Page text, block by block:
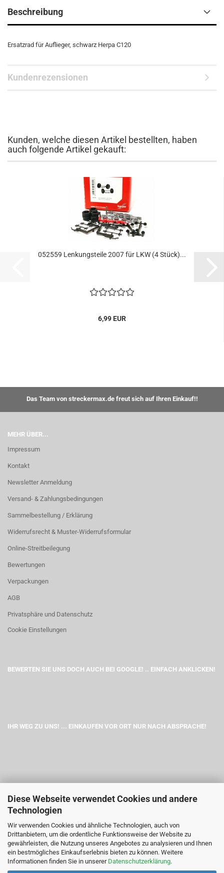
Diese Webseite verwendet Cookies und andere
Technologien
Wir verwenden Cookies und ähnliche Technologien, auch von
Drittanbietern, um die ordentliche Funktionsweise der Website zu
gewährleisten, die Nutzung unseres Angebotes zu analysieren und Ihnen
ein bestmögliches Einkaufserlebnis bieten zu können. Weitere
Informationen finden Sie in unserer Datenschutzerklärung.
Beschreibung
Ersatzrad für Auflieger, schwarz Herpa C120
Kundenrezensionen
Kunden, welche diesen Artikel bestellten, haben
auch folgende Artikel gekauft:
052559 Lenkungsteile 2007 für LKW (4 Stück)...
6,99 EUR
Das Team von streckermax.de freut sich auf Ihren Einkauf!!
MEHR ÜBER...
Impressum
Kontakt
Newsletter Anmeldung
Versand- & Zahlungsbedingungen
Sammelbestellung / Erklärung
Widerrufsrecht & Muster-Widerrufsformular
Online-Streitbeilegung
Bewertungen
Verpackungen
AGB
Privatsphäre und Datenschutz
Cookie Einstellungen
BEWERTEN SIE UNS DOCH AUCH BEI GOOGLE! .. EINFACH ANKLICKEN!
IHR WEG ZU UNS! ... EINKAUFEN VOR ORT NUR NACH ABSPRACHE!